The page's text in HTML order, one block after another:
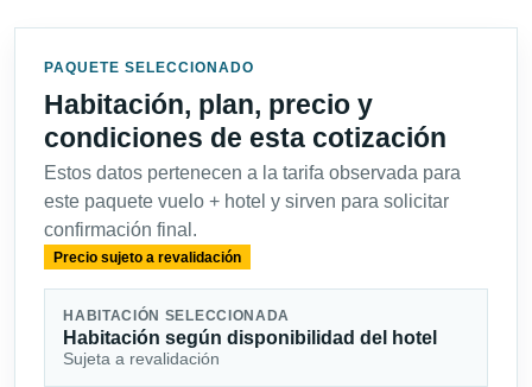
PAQUETE SELECCIONADO
Habitación, plan, precio y
condiciones de esta cotización
Estos datos pertenecen a la tarifa observada para
este paquete vuelo + hotel y sirven para solicitar
confirmación final.
Precio sujeto a revalidación
HABITACIÓN SELECCIONADA
Habitación según disponibilidad del hotel
Sujeta a revalidación